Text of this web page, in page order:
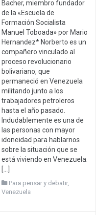
Bacher, miembro fundador
de la «Escuela de
Formación Socialista
Manuel Toboada» por Mario
Hernandez* Norberto es un
compañero vinculado al
proceso revolucionario
bolivariano, que
permaneció en Venezuela
militando junto a los
trabajadores petroleros
hasta el año pasado.
Indudablemente es una de
las personas con mayor
idoneidad para hablarnos
sobre la situación que se
está viviendo en Venezuela.
[…]
Para pensar y debatir,
Venezuela